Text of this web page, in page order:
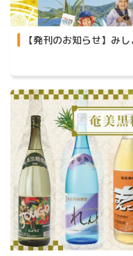
【発刊のお知らせ】み